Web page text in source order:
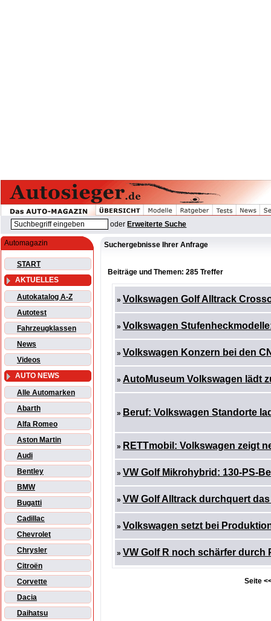
oder Erweiterte Suche
Automagazin
START
AKTUELLES
Autokatalog A-Z
Autotest
Fahrzeugklassen
News
Videos
AUTO NEWS
Alle Automarken
Abarth
Alfa Romeo
Aston Martin
Audi
Bentley
BMW
Bugatti
Cadillac
Chevrolet
Chrysler
Citroën
Corvette
Dacia
Daihatsu
Suchergebnisse Ihrer Anfrage
Beiträge und Themen: 285 Treffer
» Volkswagen Golf Alltrack
» Volkswagen
» Volkswagen Konzern bei den
» AutoMuseum Volkswagen lädt
» Beruf: Volkswagen Standorte
» RETTmobil: Volkswagen zeigt
» VW Golf Mikrohybrid: 130-PS-
» VW Golf Alltrack durchquert
» Volkswagen setzt bei
» VW Golf R noch schärfer durch
Seite